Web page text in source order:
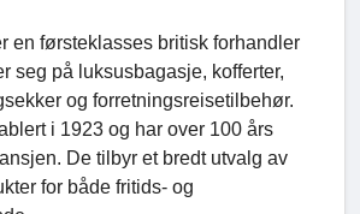
en førsteklasses britisk forhandler
seg på luksusbagasje, kofferter,
og forretningsreisetilbehør.
i 1923 og har over 100 års
De tilbyr et bredt utvalg av
for både fritids- og